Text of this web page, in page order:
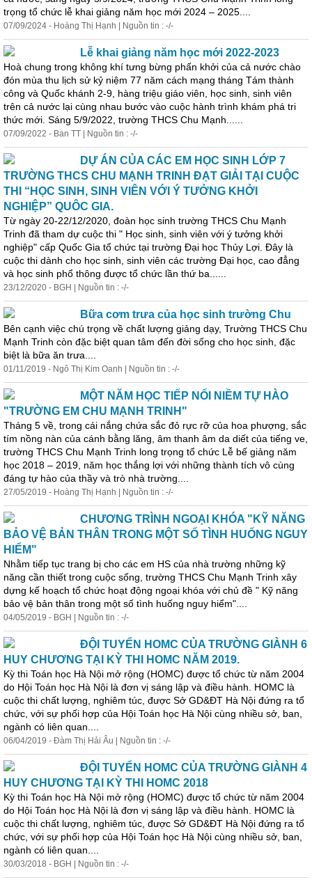
trọng tổ chức lễ khai giảng năm học mới 2024 – 2025....
07/09/2024 - Hoàng Thị Hạnh | Nguồn tin : -/-
Lễ khai giảng năm học mới 2022-2023
Hoà chung trong không khí tưng bừng phấn khởi của cả nước chào
đón mùa thu lịch sử kỷ niệm 77 năm cách mạng tháng Tám thành
công và Quốc khánh 2-9, hàng triệu giáo viên, học sinh, sinh viên
trên cả nước lại cùng nhau bước vào cuộc hành trình khám phá tri
thức mới. Sáng 5/9/2022, trường THCS Chu Mạnh......
07/09/2022 - Ban TT | Nguồn tin : -/-
DỰ ÁN CỦA CÁC EM HỌC SINH LỚP 7
TRƯỜNG THCS CHU MẠNH TRINH ĐẠT GIẢI TẠI CUỘC
THI “HỌC SINH, SINH VIÊN VỚI Ý TƯỞNG KHỞI
NGHIỆP” QUÔC GIA.
Từ ngày 20-22/12/2020, đoàn học sinh trường THCS Chu Mạnh
Trinh đã tham dự cuộc thi " Học sinh, sinh viên với ý tưởng khởi
nghiệp" cấp Quốc Gia tổ chức tại trường Đại học Thủy Lợi. Đây là
cuộc thi dành cho học sinh, sinh viên các trường Đại học, cao đẳng
và học sinh phổ thông được tổ chức lần thứ ba......
23/12/2020 - BGH | Nguồn tin : -/-
Bữa cơm trưa của học sinh trường Chu
Bên cạnh việc chú trọng về chất lượng giảng dạy, Trường THCS Chu
Mạnh Trinh còn đặc biệt quan tâm đến đời sống cho học sinh, đặc
biệt là bữa ăn trưa....
01/11/2019 - Ngô Thị Kim Oanh | Nguồn tin : -/-
MỘT NĂM HỌC TIẾP NỐI NIỀM TỰ HÀO
"TRƯỜNG EM CHU MẠNH TRINH"
Tháng 5 về, trong cái nắng chứa sắc đỏ rực rỡ của hoa phượng, sắc
tím nồng nàn của cánh bằng lăng, âm thanh âm da diết của tiếng ve,
trường THCS Chu Mạnh Trinh long trọng tổ chức Lễ bế giảng năm
học 2018 – 2019, năm học thắng lợi với những thành tích vô cùng
đáng tự hào của thầy và trò nhà trường....
27/05/2019 - Hoàng Thị Hạnh | Nguồn tin : -/-
CHƯƠNG TRÌNH NGOẠI KHÓA "KỸ NĂNG
BẢO VỆ BẢN THÂN TRONG MỘT SỐ TÌNH HUỐNG NGUY
HIỂM"
Nhằm tiếp tục trang bị cho các em HS của nhà trường những kỹ
năng cần thiết trong cuộc sống, trường THCS Chu Mạnh Trinh xây
dựng kế hoạch tổ chức hoạt động ngoại khóa với chủ đề " Kỹ năng
bảo vệ bản thân trong một số tình huống nguy hiểm"....
04/05/2019 - BGH | Nguồn tin : -/-
ĐỘI TUYỂN HOMC CỦA TRƯỜNG GIÀNH 6
HUY CHƯƠNG TẠI KỲ THI HOMC NĂM 2019.
Kỳ thi Toán học Hà Nội mở rộng (HOMC) được tổ chức từ năm 2004
do Hội Toán học Hà Nội là đơn vị sáng lập và điều hành. HOMC là
cuộc thi chất lượng, nghiêm túc, được Sở GD&ĐT Hà Nội đứng ra tổ
chức, với sự phối hợp của Hội Toán học Hà Nội cùng nhiều sở, ban,
ngành có liên quan....
06/04/2019 - Đàm Thị Hải Âu | Nguồn tin : -/-
ĐỘI TUYỂN HOMC CỦA TRƯỜNG GIÀNH 4
HUY CHƯƠNG TẠI KỲ THI HOMC 2018
Kỳ thi Toán học Hà Nội mở rộng (HOMC) được tổ chức từ năm 2004
do Hội Toán học Hà Nội là đơn vị sáng lập và điều hành. HOMC là
cuộc thi chất lượng, nghiêm túc, được Sở GD&ĐT Hà Nội đứng ra tổ
chức, với sự phối hợp của Hội Toán học Hà Nội cùng nhiều sở, ban,
ngành có liên quan....
30/03/2018 - BGH | Nguồn tin : -/-